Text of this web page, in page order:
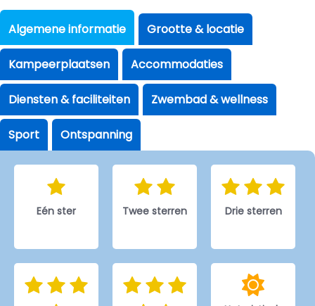
Algemene informatie
Eén ster Twee sterren Drie sterren
Grootte & locatie
Kampeerplaatsen Accommodaties
Diensten & faciliteiten Zwembad & wellness
Sport Ontspanning